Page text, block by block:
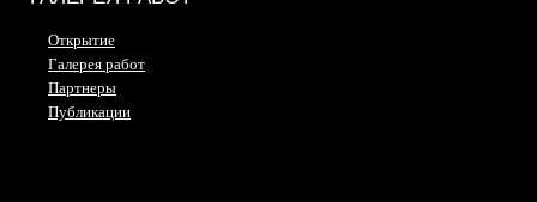
Открытие
Галерея работ
Партнеры
Публикации